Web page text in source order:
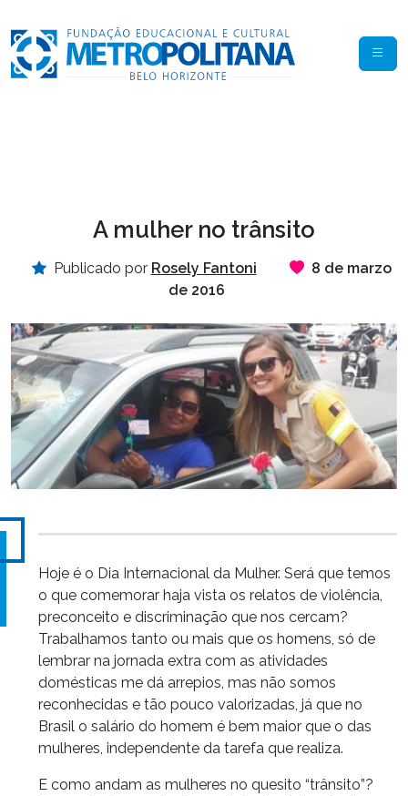
A mulher no trânsito
Publicado por Rosely Fantoni
8 de marzo
de 2016
Hoje é o Dia Internacional da Mulher. Será que temos
o que comemorar haja vista os relatos de violência,
preconceito e discriminação que nos cercam?
Trabalhamos tanto ou mais que os homens, só de
lembrar na jornada extra com as atividades
domésticas me dá arrepios, mas não somos
reconhecidas e tão pouco valorizadas, já que no
Brasil o salário do homem é bem maior que o das
mulheres, independente da tarefa que realiza.
E como andam as mulheres no quesito “trânsito”?